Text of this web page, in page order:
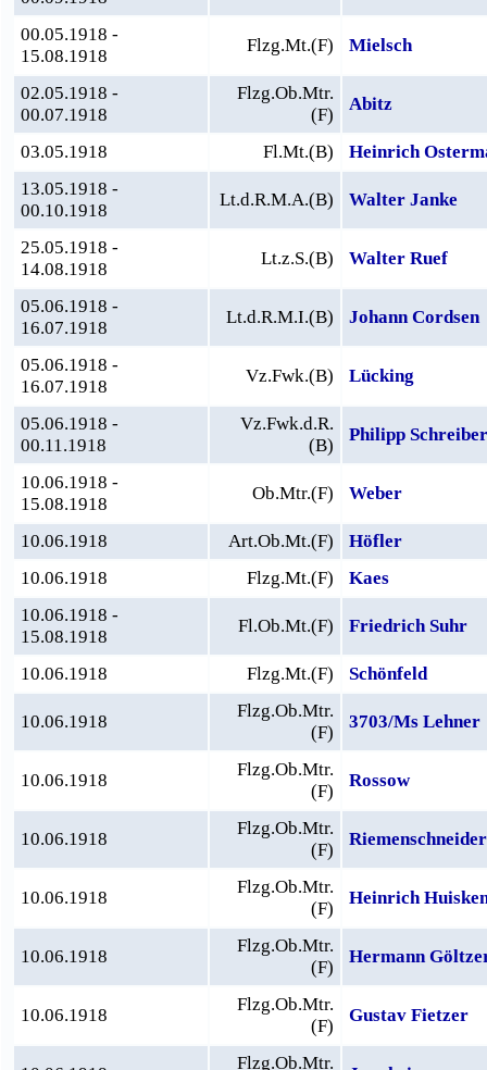
00.05.1918 -
15.08.1918
Flzg.Mt.(F) Mielsch
02.05.1918 -
00.07.1918
Flzg.Ob.Mtr.
(F)
Abitz
03.05.1918 Fl.Mt.(B)
Heinrich
13.05.1918 -
00.10.1918
Lt.d.R.M.A.(B) Walter Janke
25.05.1918 -
14.08.1918
Lt.z.S.(B) Walter Ruef
05.06.1918 -
16.07.1918
Lt.d.R.M.I.(B) Johann Cordsen
05.06.1918 -
16.07.1918
Vz.Fwk.(B) Lücking
05.06.1918 -
00.11.1918
Vz.Fwk.d.R.
(B)
Philipp Schreiber
10.06.1918 -
15.08.1918
Ob.Mtr.(F) Weber
10.06.1918 Art.Ob.Mt.(F)
Höfler
10.06.1918
Flzg.Mt.(F)
Kaes
10.06.1918 -
15.08.1918
Fl.Ob.Mt.(F) Friedrich Suhr
10.06.1918 Flzg.Mt.(F) Schönfeld
10.06.1918
Flzg.Ob.Mtr.
(F)
3703/Ms Lehner
10.06.1918
Flzg.Ob.Mtr.
(F)
Rossow
10.06.1918
Flzg.Ob.Mtr.
(F)
Riemenschneider
10.06.1918
Flzg.Ob.Mtr.
(F)
Heinrich
10.06.1918
Flzg.Ob.Mtr.
(F)
Hermann
10.06.1918
Flzg.Ob.Mtr.
(F)
Gustav Fietzer
Flzg.Ob.Mtr.